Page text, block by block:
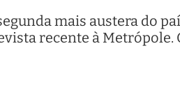
mais austera do
recente à Metrópole.